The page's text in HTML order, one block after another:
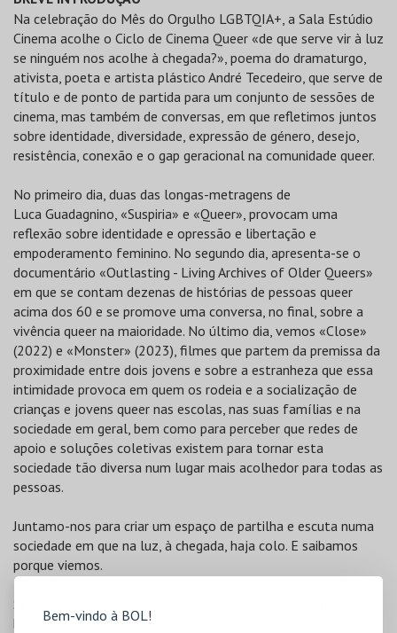
Bem-vindo à BOL!
Na celebração do Mês do Orgulho LGBTQIA+, a Sala Estúdio
Cinema acolhe o Ciclo de Cinema Queer «de que serve vir à luz
se ninguém nos acolhe à chegada?», poema do dramaturgo,
ativista, poeta e artista plástico André Tecedeiro, que serve de
título e de ponto de partida para um conjunto de sessões de
cinema, mas também de conversas, em que refletimos juntos
sobre identidade, diversidade, expressão de género, desejo,
resistência, conexão e o gap geracional na comunidade queer.
No primeiro dia, duas das longas-metragens de
Luca Guadagnino, «Suspiria» e «Queer», provocam uma
reflexão sobre identidade e opressão e libertação e
empoderamento feminino. No segundo dia, apresenta-se o
documentário «Outlasting - Living Archives of Older Queers»
em que se contam dezenas de histórias de pessoas queer
acima dos 60 e se promove uma conversa, no final, sobre a
vivência queer na maioridade. No último dia, vemos «Close»
(2022) e «Monster» (2023), filmes que partem da premissa da
proximidade entre dois jovens e sobre a estranheza que essa
intimidade provoca em quem os rodeia e a socialização de
crianças e jovens queer nas escolas, nas suas famílias e na
sociedade em geral, bem como para perceber que redes de
apoio e soluções coletivas existem para tornar esta
sociedade tão diversa num lugar mais acolhedor para todas as
pessoas.
Juntamo-nos para criar um espaço de partilha e escuta numa
sociedade em que na luz, à chegada, haja colo. E saibamos
porque viemos.
Sexta-feira 19/junho - Gratuito (mediante levantamento de
bilhete)